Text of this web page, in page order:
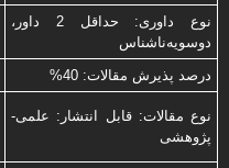
نوع داوری: حداقل 2 داور،
دوسویه‌ناشناس
درصد پذیرش مقالات: 40%
نوع مقالات: قابل انتشار: علمی-
پژوهشی